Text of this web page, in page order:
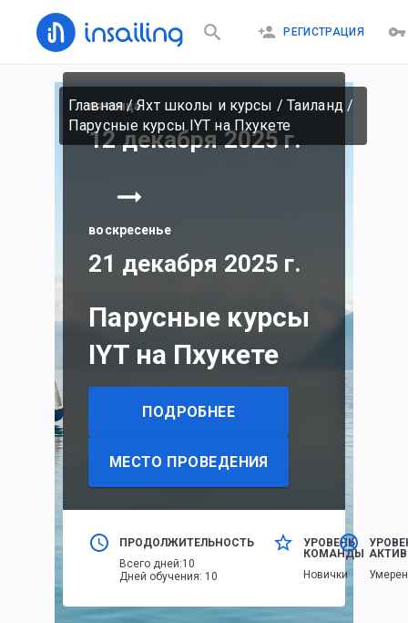
РЕГИСТРАЦИЯ
Главная/Яхт школы и курсы / Таиланд/
Парусные курсы IYT на Пхукете
пятница
12 декабря 2025 г.
воскресенье
21 декабря 2025 г.
Парусные курсы
IYT на Пхукете
ПОДРОБНЕЕ
МЕСТО ПРОВЕДЕНИЯ
ПРОДОЛЖИТЕЛЬНОСТЬ
Всего дней:10
Дней обучения: 10
УРОВЕНЬ
КОМАНДЫ
Новички